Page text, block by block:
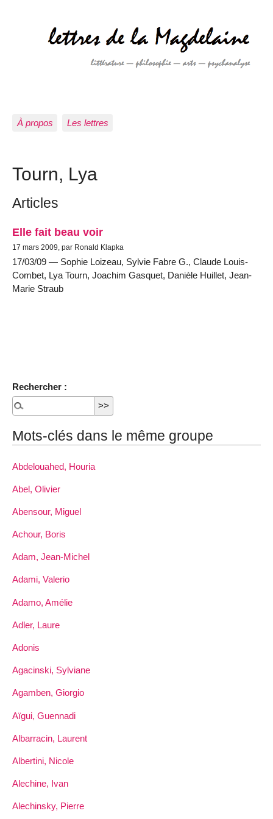
À propos Les lettres
Tourn, Lya
Articles
Elle fait beau voir
17 mars 2009, par Ronald Klapka
17/03/09 — Sophie Loizeau, Sylvie Fabre G., Claude Louis-
Combet, Lya Tourn, Joachim Gasquet, Danièle Huillet, Jean-
Marie Straub
Rechercher :
Mots-clés dans le même groupe
Abdelouahed, Houria
Abel, Olivier
Abensour, Miguel
Achour, Boris
Adam, Jean-Michel
Adami, Valerio
Adamo, Amélie
Adler, Laure
Adonis
Agacinski, Sylviane
Agamben, Giorgio
Aïgui, Guennadi
Albarracin, Laurent
Albertini, Nicole
Alechine, Ivan
Alechinsky, Pierre